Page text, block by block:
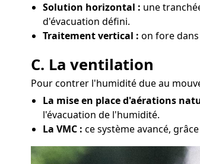
Solution horizontal : une
d'évacuation défini.
Traitement vertical : on fore
C. La ventilation
Pour contrer l'humidité due au
La mise en place d'aérations
l'évacuation de l'humidité.
La VMC : ce système avancé,